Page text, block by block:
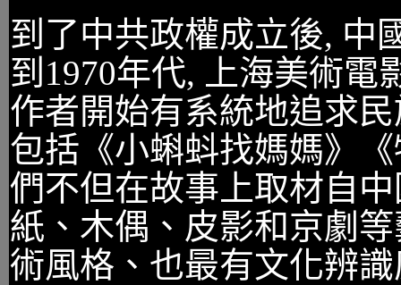
到了中共政權成立後, 中
到1970年代, 上海美術電
作者開始有系統地追求
包括《小蝌蚪找媽媽》
們不但在故事上取材自
紙、木偶、皮影和京劇
術風格、也最有文化辨